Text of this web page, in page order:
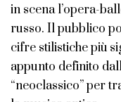
in scena l’opera-
russo. Il pubblico
cifre stilistiche più
appunto definito
“neoclassico” per